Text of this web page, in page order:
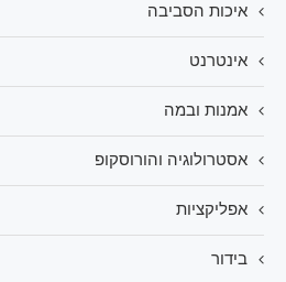
איכות הסביבה
אינטרנט
אמנות ובמה
אסטרולוגיה והורוסקופ
אפליקציות
בידור